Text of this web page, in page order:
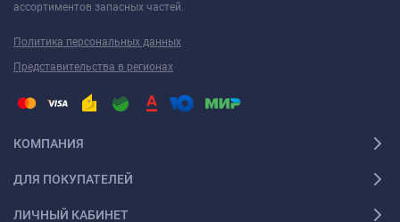
ассортиментов запасных частей.
Политика персональных данных
Представительства в регионах
КОМПАНИЯ
ДЛЯ ПОКУПАТЕЛЕЙ
ЛИЧНЫЙ КАБИНЕТ